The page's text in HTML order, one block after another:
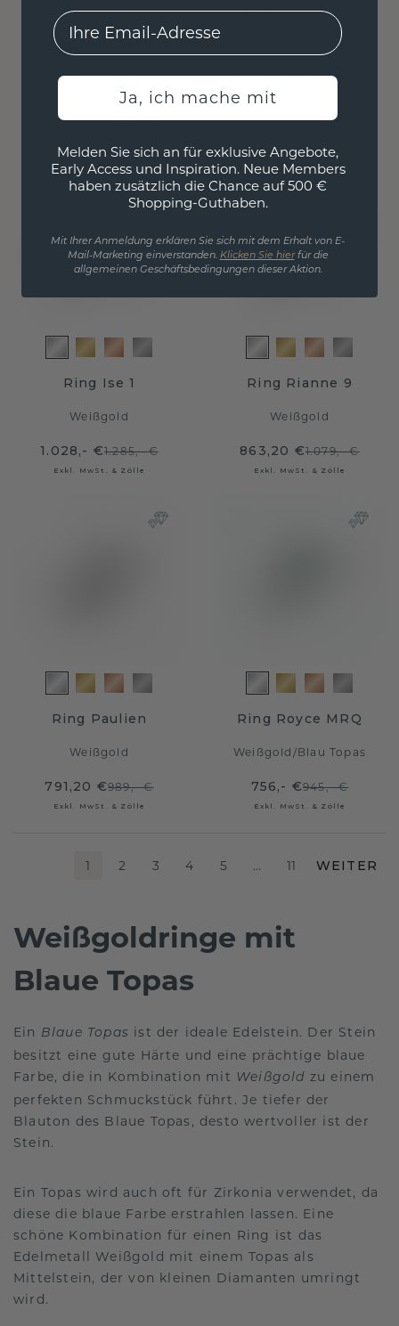
Ring Tonya
Weißgold
1.388,- €
Ring Royce EME
Blau Topas
995,- €
Ring Ise 1
Weißgold
1.028,- €1.285,- €
Exkl. MwSt. & Zölle
Ring Rianne 9
Weißgold
863,20 €1.079,- €
Exkl. MwSt. & Zölle
Ring Paulien
Weißgold
791,20 €989,- €
Exkl. MwSt. & Zölle
Ring Royce MRQ
Weißgold /Blau Topas
756,- €945,- €
Exkl. MwSt. & Zölle
1 2 3 4 5 … 11 WEITER
Weißgoldringe mit
Blaue Topas
Ein Blaue Topas ist der ideale Edelstein. Der Stein
besitzt eine gute Härte und eine prächtige blaue
Farbe, die in Kombination mit Weißgold zu einem
perfekten Schmuckstück führt. Je tiefer der
Blauton des Blaue Topas, desto wertvoller ist der
Stein.
Ein Topas wird auch oft für Zirkonia verwendet, da
diese die blaue Farbe erstrahlen lassen. Eine
schöne Kombination für einen Ring ist das
Edelmetall Weißgold mit einem Topas als
Mittelstein, der von kleinen Diamanten umringt
wird.
EMail
Ja, ich mache mit
Melden Sie sich an für exklusive Angebote,
Early Access und Inspiration. Neue Members
haben zusätzlich die Chance auf 500 €
Shopping-Guthaben.
Mit Ihrer Anmeldung erklären Sie sich mit dem Erhalt von E-
Mail-Marketing einverstanden. Klicken Sie hierfür die
allgemeinen Geschäftsbedingungen dieser Aktion.